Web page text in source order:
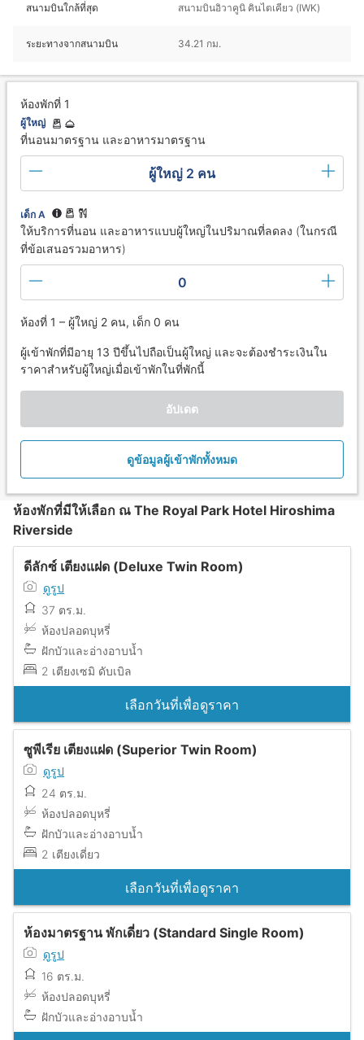
สนามบินใกล้ที่สุด สนามบินอิวาคูนิ คินไตเคียว (IWK)
ระยะทางจากสนามบิน 34.21 กม.
ห้องพักที่ 1
ผู้ใหญ่
ที่นอนมาตรฐาน และอาหารมาตรฐาน
ผู้ใหญ่ 2 คน
เด็ก A
ให้บริการที่นอน และอาหารแบบผู้ใหญ่ในปริมาณที่ลดลง (ในกรณี
ที่ข้อเสนอรวมอาหาร)
0
ห้องที่ 1 – ผู้ใหญ่ 2 คน, เด็ก 0 คน
ผู้เข้าพักที่มีอายุ 13 ปีขึ้นไปถือเป็นผู้ใหญ่ และจะต้องชำระเงินใน
ราคาสำหรับผู้ใหญ่เมื่อเข้าพักในที่พักนี้
อัปเดต
ดูข้อมูลผู้เข้าพักทั้งหมด
ห้องพักที่มีให้เลือก ณ The Royal Park Hotel Hiroshima
Riverside
ดีลักซ์ เตียงแฝด (Deluxe Twin Room)
ดูรูป
37 ตร.ม.
ห้องปลอดบุหรี่
ฝักบัวและอ่างอาบน้ำ
2 เตียงเซมิ ดับเบิล
เลือกวันที่เพื่อดูราคา
ซูพีเรีย เตียงแฝด (Superior Twin Room)
ดูรูป
24 ตร.ม.
ห้องปลอดบุหรี่
ฝักบัวและอ่างอาบน้ำ
2 เตียงเดี่ยว
เลือกวันที่เพื่อดูราคา
ห้องมาตรฐาน พักเดี่ยว (Standard Single Room)
ดูรูป
16 ตร.ม.
ห้องปลอดบุหรี่
ฝักบัวและอ่างอาบน้ำ